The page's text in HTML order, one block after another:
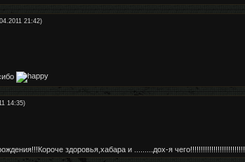
21:42)
14:35)
здоровья,хабара и .........дох-я чего!!!!!!!!!!!!!!!!!!!!!!!!!!